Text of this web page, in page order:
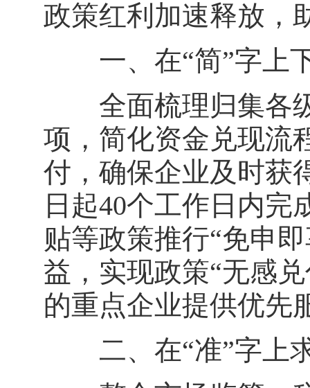
政策红利加速释放，
一、在“简”字上
全面梳理归集各级
项，简化资金兑现流
付，确保企业及时获
日起40个工作日内
贴等政策推行“免申
益，实现政策“无感
的重点企业提供优先
二、在“准”字上